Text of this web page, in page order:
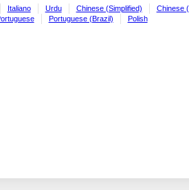
Italiano Urdu Chinese (Simplified) Chinese
Portuguese (Brazil) Polish